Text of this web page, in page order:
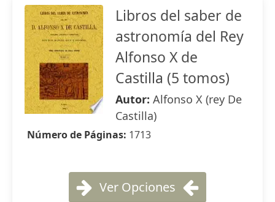
Libros del saber de
astronomía del Rey
Alfonso X de
Castilla (5 tomos)
Autor: Alfonso X (rey De
Castilla)
Número de Páginas: 1713
Ver Opciones